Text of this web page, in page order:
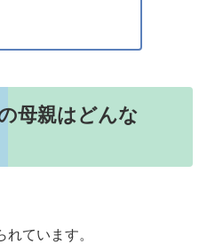
母親はどんな
れています。